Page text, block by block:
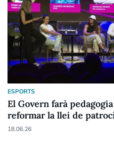
ESPORTS
El Govern farà
reformar la llei de
18.06.26